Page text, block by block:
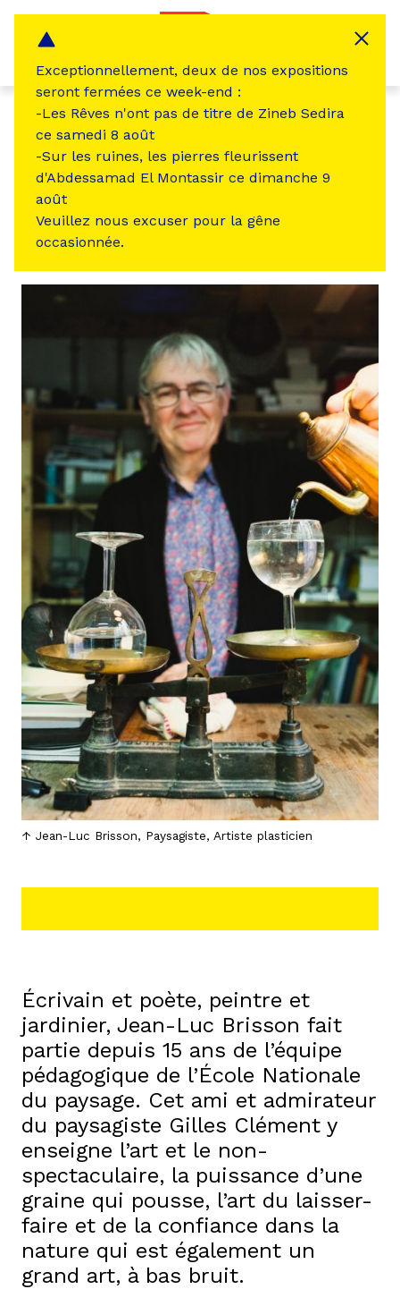
←Revenir à la liste des Frichistes
FRICHISTE ARTS VISUELS ARTISTES
Brisson Jean-Luc
Jean-Luc Brisson, Paysagiste, Artiste plasticien
Écrivain et poète, peintre et
jardinier, Jean-Luc Brisson fait
partie depuis 15 ans de l’équipe
pédagogique de l’École Nationale
du paysage. Cet ami et admirateur
du paysagiste Gilles Clément y
enseigne l’art et le non-
spectaculaire, la puissance d’une
graine qui pousse, l’art du laisser-
faire et de la confiance dans la
nature qui est également un
grand art, à bas bruit.
Exceptionnellement, deux de nos expositions
seront fermées ce week-end :
-Les Rêves n'ont pas de titre de Zineb Sedira
ce samedi 8 août
-Sur les ruines, les pierres fleurissent
d'Abdessamad El Montassir ce dimanche 9
août
Veuillez nous excuser pour la gêne
occasionnée.
Panneau de gestion des cookies